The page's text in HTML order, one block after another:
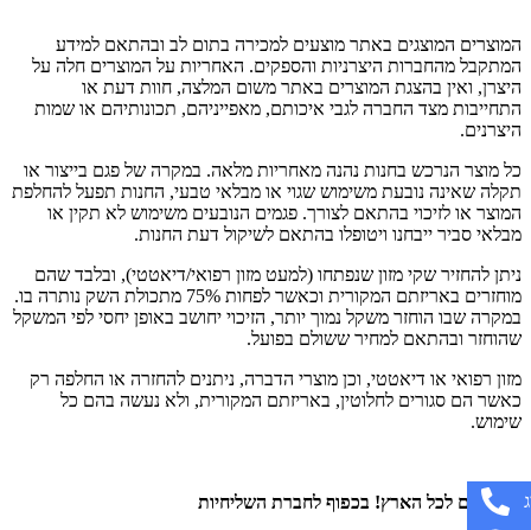
המוצרים המוצגים באתר מוצעים למכירה בתום לב ובהתאם למידע
המתקבל מהחברות היצרניות והספקים. האחריות על המוצרים חלה על
היצרן, ואין בהצגת המוצרים באתר משום המלצה, חוות דעת או
התחייבות מצד החברה לגבי איכותם, מאפייניהם, תכונותיהם או שמות
היצרנים.
כל מוצר הנרכש בחנות נהנה מאחריות מלאה. במקרה של פגם בייצור או
תקלה שאינה נובעת משימוש שגוי או מבלאי טבעי, החנות תפעל להחלפת
המוצר או לזיכוי בהתאם לצורך. פגמים הנובעים משימוש לא תקין או
מבלאי סביר ייבחנו ויטופלו בהתאם לשיקול דעת החנות.
ניתן להחזיר שקי מזון שנפתחו (למעט מזון רפואי/דיאטטי), ובלבד שהם
מוחזרים באריזתם המקורית וכאשר לפחות 75% מתכולת השק נותרה בו.
במקרה שבו הוחזר משקל נמוך יותר, הזיכוי יחושב באופן יחסי לפי המשקל
שהוחזר ובהתאם למחיר ששולם בפועל.
מזון רפואי או דיאטטי, וכן מוצרי הדברה, ניתנים להחזרה או החלפה רק
כאשר הם סגורים לחלוטין, באריזתם המקורית, ולא נעשה בהם כל
שימוש.
משלוחים לכל הארץ! בכפוף לחברת השליחיות